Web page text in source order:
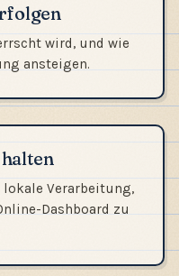
wird, und wie
ansteigen.
Verarbeitung,
Dashboard zu